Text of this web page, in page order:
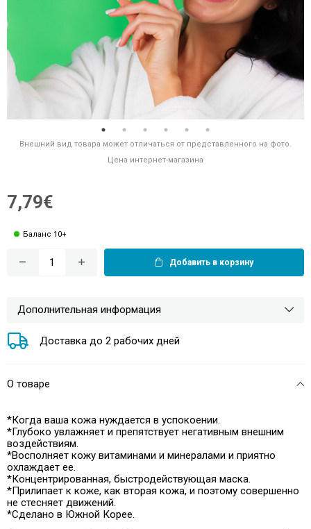
Внешний вид товара может отличаться от представленного на фото.
Цена интернет-магазина
7,79€
Баланс 10+
Добавить в корзину
Дополнительная информация
Доставка до 2 рабочих дней
О товаре
*Когда ваша кожа нуждается в успокоении.
*Глубоко увлажняет и препятствует негативным внешним
воздействиям.
*Восполняет кожу витаминами и минералами и приятно
охлаждает ее.
*Концентрированная, быстродействующая маска.
*Прилипает к коже, как вторая кожа, и поэтому совершенно
не стесняет движений.
*Сделано в Южной Корее.